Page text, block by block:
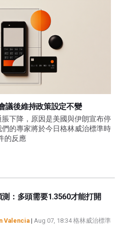
議後維持政策設定不變
下降，原因是美國與伊朗宣布停
的專家將於今日格林威治標準時
的反應
：多頭需要1.3560才能打開
Valencia | Aug 07, 18:34 格林威治標準